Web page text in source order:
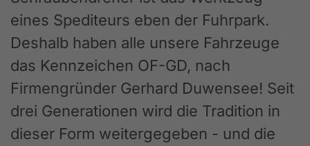
eines Spediteurs eben der Fuhrpark.
Deshalb haben alle unsere Fahrzeuge
das Kennzeichen OF-GD, nach
Firmengründer Gerhard Duwensee! Seit
drei Generationen wird die Tradition in
dieser Form weitergegeben - und die